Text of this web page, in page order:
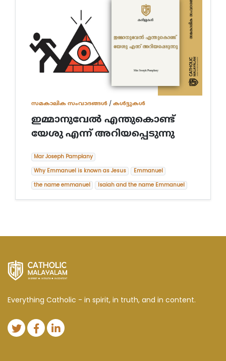
സമകാലിക സംവാദങ്ങൾ /കൾട്ടുകൾ
ഇമ്മാനുവേല്‍ എന്തുകൊണ്ട്
യേശു എന്ന് അറിയപ്പെടുന്നു
Mar Joseph Pamplany
Why Emmanuel is known as Jesus
Emmanuel
the name emmanuel
Isaiah and the name Emmanuel
Everything Catholic - in spirit, in truth, and in content.